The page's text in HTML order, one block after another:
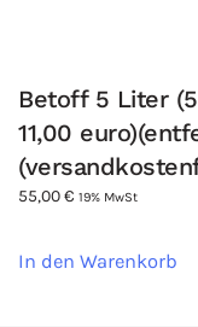
Betoff 5 Liter
11,00
55,00€ 19% MwSt
In den Warenkorb